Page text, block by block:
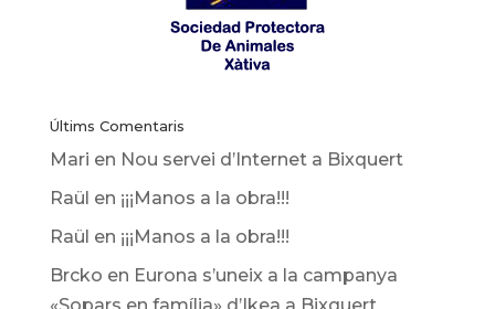
Últims Comentaris
Mari en Nou servei d’Internet a Bixquert
Raül en ¡¡¡Manos a la obra!!!
Raül en ¡¡¡Manos a la obra!!!
Brcko en Eurona s’uneix a la campanya